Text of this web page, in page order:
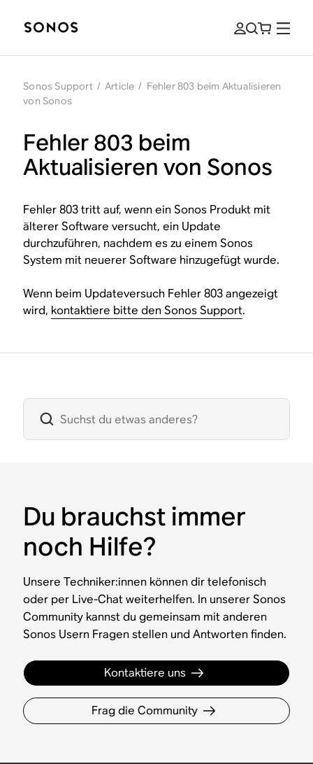
Sonos Support / Article / Fehler 803 beim Aktualisieren
von Sonos
Fehler 803 beim
Aktualisieren von Sonos
Fehler 803 tritt auf, wenn ein Sonos Produkt mit
älterer Software versucht, ein Update
durchzuführen, nachdem es zu einem Sonos
System mit neuerer Software hinzugefügt wurde.
Wenn beim Updateversuch Fehler 803 angezeigt
wird, kontaktiere bitte den Sonos Support.
Du brauchst immer
noch Hilfe?
Unsere Techniker:innen können dir telefonisch
oder per Live-Chat weiterhelfen. In unserer Sonos
Community kannst du gemeinsam mit anderen
Sonos Usern Fragen stellen und Antworten finden.
Kontaktiere uns
Frag die Community